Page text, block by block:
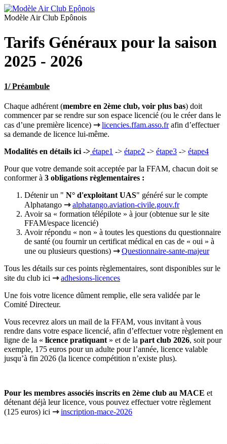
Modèle Air Club Epônois
Tarifs Généraux pour la saison
2025 - 2026
1/ Préambule
Chaque adhérent (membre en 2ème club, voir plus bas) doit
commencer par se rendre sur son espace licencié (ou le créer dans le
cas d’une première licence) ⇾licencies.ffam.asso.frafin d’effectuer
sa demande de licence lui-même.
Modalités en détails ici -> étape1 -> étape2 -> étape3 -> étape4
Pour que votre demande soit acceptée par la FFAM, chacun doit se
conformer à 3 obligations règlementaires :
Détenir un " N° d'exploitant UAS" généré sur le compte
Alphatango ⇾alphatango.aviation-civile.gouv.fr
Avoir sa « formation télépilote » à jour (obtenue sur le site
FFAM/espace licencié)
Avoir répondu « non » à toutes les questions du questionnaire
de santé (ou fournir un certificat médical en cas de « oui » à
une ou plusieurs questions) ⇾Questionnaire-sante-majeur
Tous les détails sur ces points règlementaires, sont disponibles sur le
site du club ici ⇾ adhesions-licences
Une fois votre licence dûment remplie, elle sera validée par le
Comité Directeur.
Vous recevrez alors un mail de la FFAM, vous invitant à vous
rendre dans votre espace licencié, afin d’effectuer votre règlement en
ligne de la « licence pratiquant » et de la part club 2026, soit pour
exemple, 175 euros pour un adulte pour l’année, licence valable
jusqu’à fin 2026 (la licence compétition n’existe plus).
Pour les membres associés inscrits en 2ème club au MACE et
détenant déjà leur licence, vous pouvez effectuer votre règlement
(125 euros) ici ⇾ inscription-mace-2026